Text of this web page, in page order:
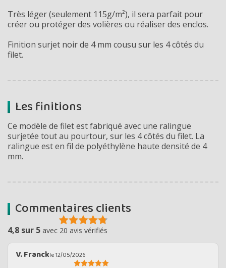
Très léger (seulement 115g/m²), il sera parfait pour
créer ou protéger des volières ou réaliser des enclos.
Finition surjet noir de 4 mm cousu sur les 4 côtés du
filet.
Les finitions
Ce modèle de filet est fabriqué avec une ralingue
surjetée tout au pourtour, sur les 4 côtés du filet. La
ralingue est en fil de polyéthylène haute densité de 4
mm.
Commentaires clients
4,8 sur 5 avec 20 avis vérifiés
V. Franckle 12/05/2026